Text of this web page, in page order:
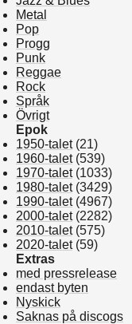
Metal
Pop
Progg
Punk
Reggae
Rock
Språk
Övrigt
Epok
1950-talet(21)
1960-talet(539)
1970-talet(1033)
1980-talet(3429)
1990-talet(4967)
2000-talet(2282)
2010-talet(575)
2020-talet(59)
Extras
med pressrelease
endast byten
Nyskick
Saknas på discogs